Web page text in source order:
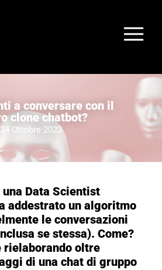
a conversare con il
clone chatbot?
24 Ottobre 2023
Data Scientist
addestrato un algoritmo
le conversazioni
se stessa). Come?
rielaborando oltre
di una chat di gruppo